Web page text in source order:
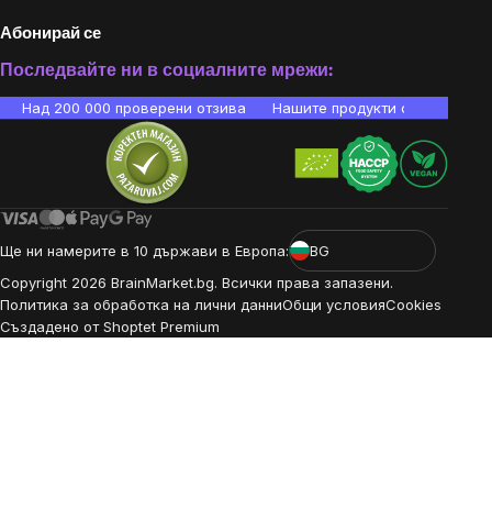
Абонирай се
Последвайте ни в социалните мрежи:
Над 200 000 проверени отзива Нашите продукти са
Ще ни намерите в 10 държави в Европа:
BG
Copyright 2026 BrainMarket.bg. Всички права запазени.
Политика за обработка на лични данниОбщи условияCookies
Създадено от Shoptet Premium